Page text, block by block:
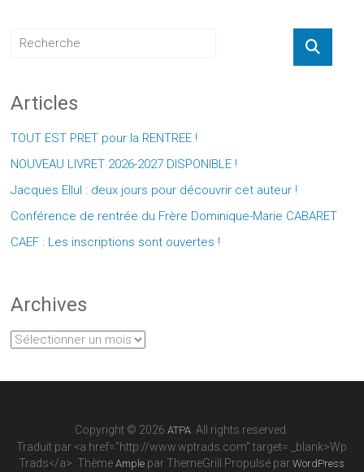
Articles
TOUT EST PRET pour la RENTREE !
NOUVEAU LIVRET 2026-2027 DISPONIBLE !
Jacques Ellul : deux jours pour découvrir cet auteur !
Conférence de rentrée du Frère Dominique-Marie CABARET
CAEF : Les inscriptions sont ouvertes !
Archives
Archives
Copyright © 2026ATPA. All rights reserved.
Traduit par <a href="http://www.wptrads.com" target= _blank>Wp
Trads</a>. ThèmeAmple par ThemeGrill Propulsé parWordPress